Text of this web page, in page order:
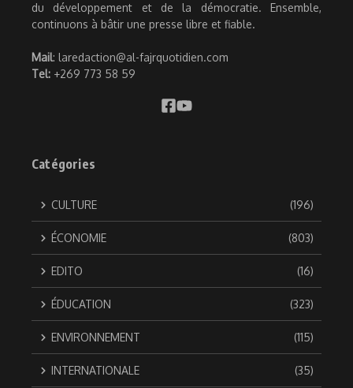
du développement et de la démocratie. Ensemble,
continuons à bâtir une presse libre et fiable.
Mail: laredaction@al-fajrquotidien.com
Tel: +269 773 58 59
Catégories
CULTURE (196)
ÉCONOMIE (803)
EDITO (16)
ÉDUCATION (323)
ENVIRONNEMENT (115)
INTERNATIONALE (35)